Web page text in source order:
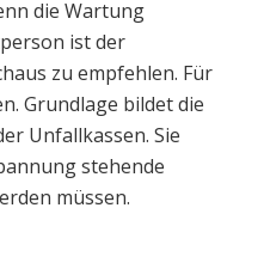
die Wartung
ist der
zu empfehlen. Für
Grundlage bildet die
Unfallkassen. Sie
stehende
müssen.